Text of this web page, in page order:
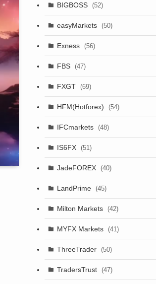
BIGBOSS (52)
easyMarkets (50)
Exness (56)
FBS (47)
FXGT (69)
HFM(Hotforex) (54)
IFCmarkets (48)
IS6FX (51)
JadeFOREX (40)
LandPrime (45)
Milton Markets (42)
MYFX Markets (41)
ThreeTrader (50)
TradersTrust (47)